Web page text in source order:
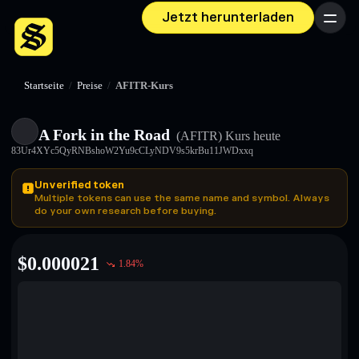
Jetzt herunterladen Menü
Startseite / Preise / AFITR-Kurs
A Fork in the Road (AFITR) Kurs heute
83Ur4XYc5QyRNBshoW2Yu9cCLyNDV9s5krBu11JWDxxq
Unverified token
Multiple tokens can use the same name and symbol. Always
do your own research before buying.
$0.000021 1.84%